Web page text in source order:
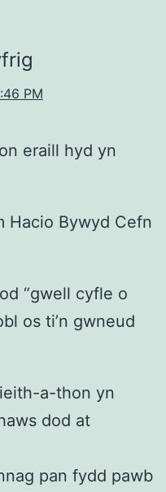
PM
eraill hyd yn
Hacio Bywyd Cefn
“gwell cyfle o
os ti’n gwneud
a-thon yn
dod at
pan fydd pawb